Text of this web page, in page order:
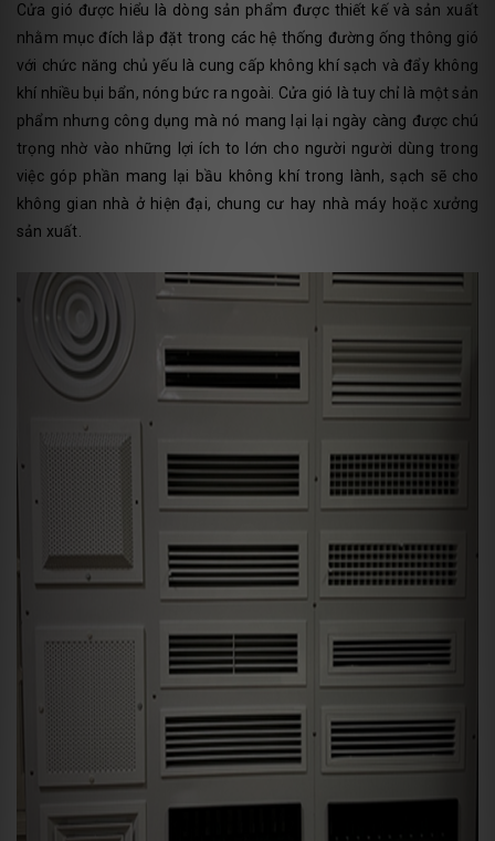
Cửa gió được hiểu là dòng sản phẩm được thiết kế và sản xuất
nhằm mục đích lắp đặt trong các hệ thống đường ống thông gió
với chức năng chủ yếu là cung cấp không khí sạch và đẩy không
khí nhiều bụi bẩn, nóng bức ra ngoài. Cửa gió là tuy chỉ là một sản
phẩm nhưng công dụng mà nó mang lại lại ngày càng được chú
trọng nhờ vào những lợi ích to lớn cho người người dùng trong
việc góp phần mang lại bầu không khí trong lành, sạch sẽ cho
không gian nhà ở hiện đại, chung cư hay nhà máy hoặc xưởng
sản xuất.